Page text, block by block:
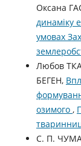
Оксана
динаміку
умовах
Любов
БЕГЕН,
озимого ,
С. П.